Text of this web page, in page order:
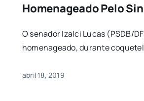
Homenageado Pelo
O senador Izalci Lucas (PSDB/
homenageado, durante
abril 18, 2019